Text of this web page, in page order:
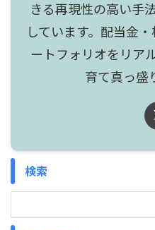
きる再現性の高い手
しています。配当金
ートフォリオをリア
育て真っ盛
検索